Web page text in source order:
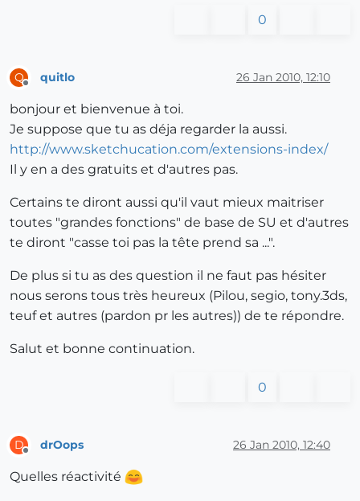
0
Q quitlo 26 Jan 2010, 12:10
bonjour et bienvenue à toi.
Je suppose que tu as déja regarder la aussi.
http://www.sketchucation.com/extensions-index/
Il y en a des gratuits et d'autres pas.
Certains te diront aussi qu'il vaut mieux maitriser
toutes "grandes fonctions" de base de SU et d'autres
te diront "casse toi pas la tête prend sa ...".
De plus si tu as des question il ne faut pas hésiter
nous serons tous très heureux (Pilou, segio, tony.3ds,
teuf et autres (pardon pr les autres)) de te répondre.
Salut et bonne continuation.
0
D drOops 26 Jan 2010, 12:40
Quelles réactivité